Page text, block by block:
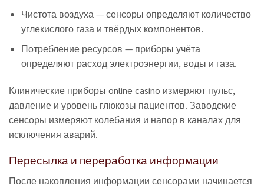
Чистота воздуха — сенсоры определяют количество
углекислого газа и твёрдых компонентов.
Потребление ресурсов — приборы учёта
определяют расход электроэнергии, воды и газа.
Клинические приборы online casino измеряют пульс,
давление и уровень глюкозы пациентов. Заводские
сенсоры измеряют колебания и напор в каналах для
исключения аварий.
Пересылка и переработка информации
После накопления информации сенсорами начинается